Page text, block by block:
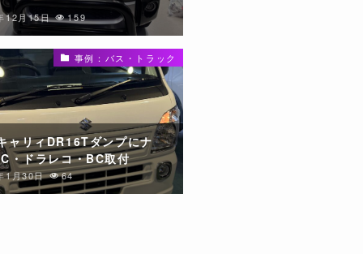
12月15日 159
事例：バス・トラック
ャリィDR16Tダンプにナ
・ドラレコ・BC取付
1月30日 64